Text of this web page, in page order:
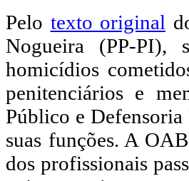
Pelo texto original
Nogueira (PP-PI),
homicídios
penitenciários e
Público e
suas funções. A
dos profissionais